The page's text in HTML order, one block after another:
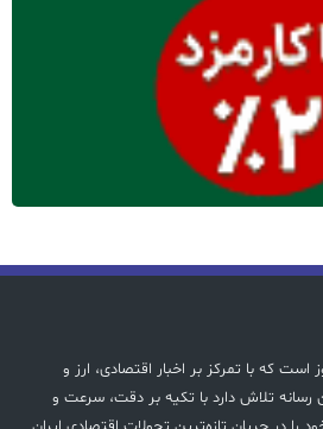
است که با تمرکز بر اخبار اقتصادی، ارز و
رسانه تلاش دارد با تکیه بر دقت، سرعت و